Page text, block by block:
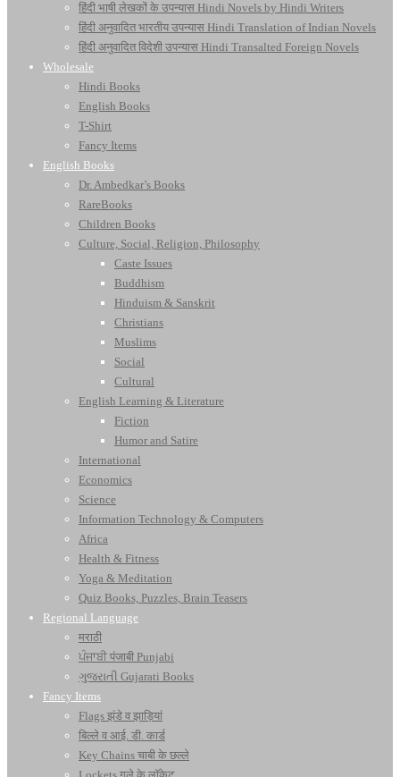
हिंदी भाषी लेखकों के उपन्यास Hindi Novels by Hindi Writers
हिंदी अनुवादित भारतीय उपन्यास Hindi Translation of Indian Novels
हिंदी अनुवादित विदेशी उपन्यास Hindi Transalted Foreign Novels
Wholesale
Hindi Books
English Books
T-Shirt
Fancy Items
English Books
Dr. Ambedkar’s Books
RareBooks
Children Books
Culture, Social, Religion, Philosophy
Caste Issues
Buddhism
Hinduism & Sanskrit
Christians
Muslims
Social
Cultural
English Learning & Literature
Fiction
Humor and Satire
International
Economics
Science
Information Technology & Computers
Africa
Health & Fitness
Yoga & Meditation
Quiz Books, Puzzles, Brain Teasers
Regional Language
मराठी
ਪੰਜਾਬੀ पंजाबी Punjabi
ગુજરાતી Gujarati Books
Fancy Items
Flags झंडे व झाड़ियां
बिल्ले व आई. डी. कार्ड
Key Chains चाबी के छल्ले